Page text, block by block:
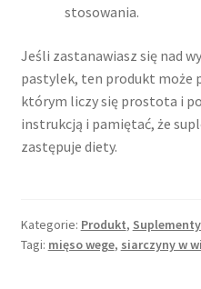
stosowania.
Jeśli zastanawiasz się nad
pastylek, ten produkt może
którym liczy się prostota i
instrukcją i pamiętać, że
zastępuje diety.
Kategorie: Produkt,
Tagi: mięso wege, siarczyny w